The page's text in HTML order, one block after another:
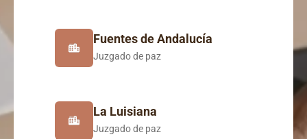
Fuentes de Andalucía
Juzgado de paz
La Luisiana
Juzgado de paz